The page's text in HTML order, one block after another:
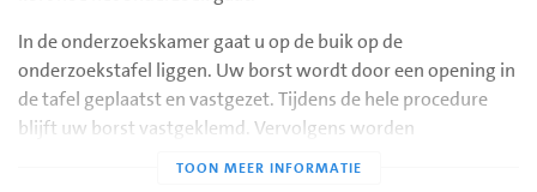
In de onderzoekskamer gaat u op de buik op de
onderzoekstafel liggen. Uw borst wordt door een opening in
de tafel geplaatst en vastgezet. Tijdens de hele procedure
blijft uw borst vastgeklemd. Vervolgens worden